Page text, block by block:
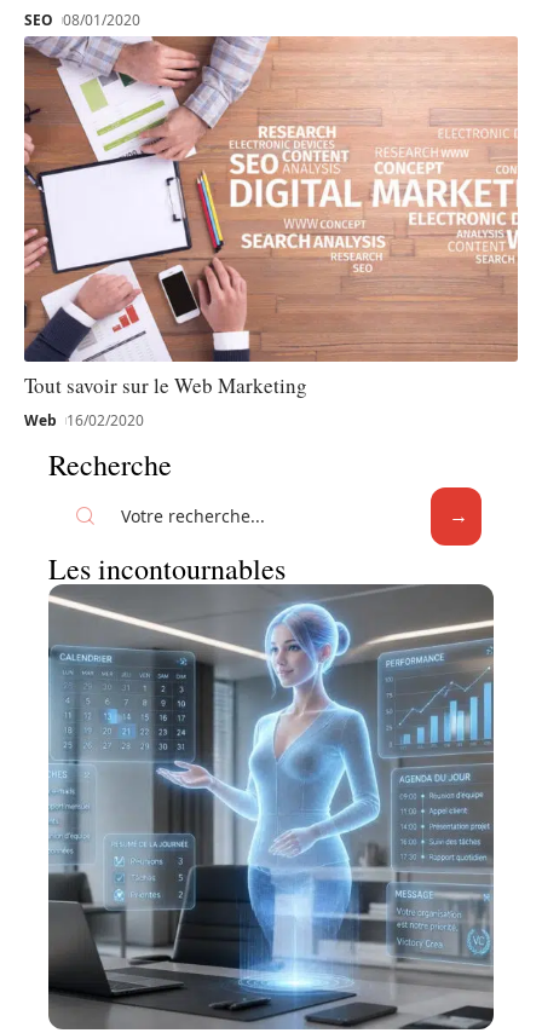
SEO 08/01/2020
Tout savoir sur le Web Marketing
Web 16/02/2020
Recherche
Les incontournables